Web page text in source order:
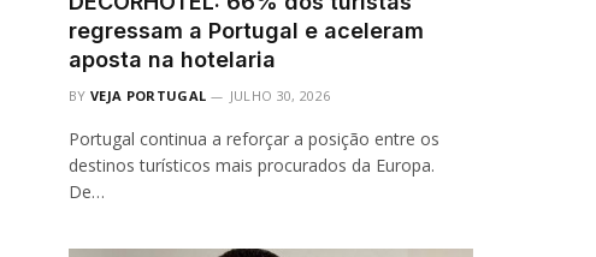
regressam a Portugal e aceleram
aposta na hotelaria
BY VEJA PORTUGAL JULHO 30, 2026
Portugal continua a reforçar a posição entre os
destinos turísticos mais procurados da Europa.
De…